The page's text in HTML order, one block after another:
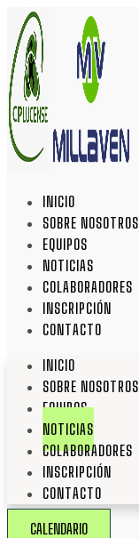
INICIO
SOBRE NOSOTROS
EQUIPOS
NOTICIAS
COLABORADORES
INSCRIPCIÓN
CONTACTO
INICIO
SOBRE NOSOTROS
EQUIPOS
NOTICIAS
COLABORADORES
INSCRIPCIÓN
CONTACTO
CALENDARIO